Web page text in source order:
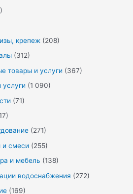
крепеж (208)
(312)
товары и услуги (367)
(1 090)
(71)
(271)
и смеси (255)
и мебель (138)
водоснабжения (272)
(169)